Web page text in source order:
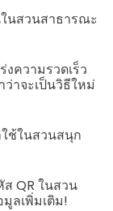
นสวนสาธารณะ
ความรวดเร็ว
าจะเป็นวิธีใหม่
ช้ในสวนสนุก
QR ในสวน
ลเพิ่มเติม!